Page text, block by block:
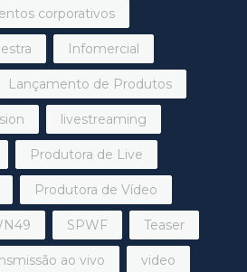
corporativos
Infomercial
Lançamento de Produtos
livestreaming
Produtora de Live
Produtora de Vídeo
SPWF Teaser
ao vivo video